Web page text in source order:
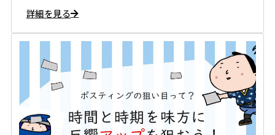
詳細を見る